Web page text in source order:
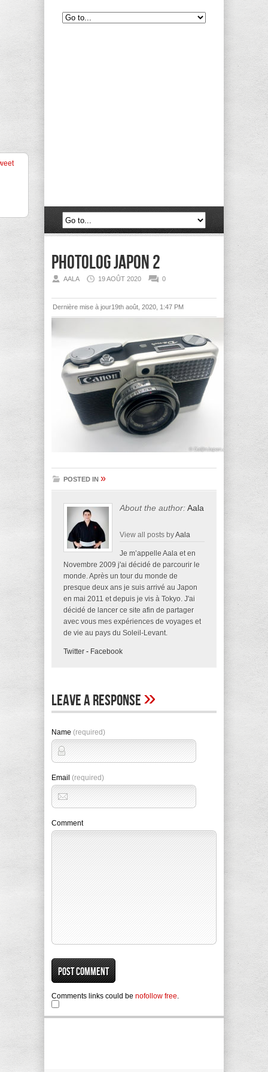
Photolog Japon 2
AALA 19 AOÛT 2020 0
Dernière mise à jour19th août, 2020, 1:47 PM
POSTED IN »
About the author:Aala
View all posts byAala
Je m’appelle Aala et en
Novembre 2009 j'ai décidé de parcourir le
monde. Après un tour du monde de
presque deux ans je suis arrivé au Japon
en mai 2011 et depuis je vis à Tokyo. J'ai
décidé de lancer ce site afin de partager
avec vous mes expériences de voyages et
de vie au pays du Soleil-Levant.
Twitter - Facebook
Leave A Response»
Name (required)
Email (required)
Comment
Comments links could be nofollow free.